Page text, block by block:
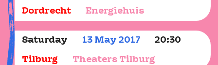
Dordrecht Energiehuis
Saturday 13 May 2017 20:30
Tilburg Theaters Tilburg